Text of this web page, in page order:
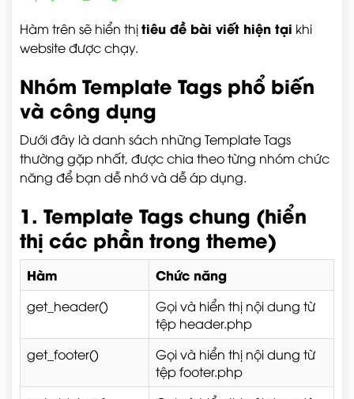
Hàm trên sẽ hiển thịtiêu đề bài viết hiện tại khi
website được chạy.
Nhóm Template Tags phổ biến
và công dụng
Dưới đây là danh sách những Template Tags
thường gặp nhất, được chia theo từng nhóm chức
năng để bạn dễ nhớ và dễ áp dụng.
1. Template Tags chung (hiển
thị các phần trong theme)
Hàm Chức năng
get_header()
Gọi và hiển thị nội dung từ
tệp header.php
get_footer()
Gọi và hiển thị nội dung từ
tệpfooter.php